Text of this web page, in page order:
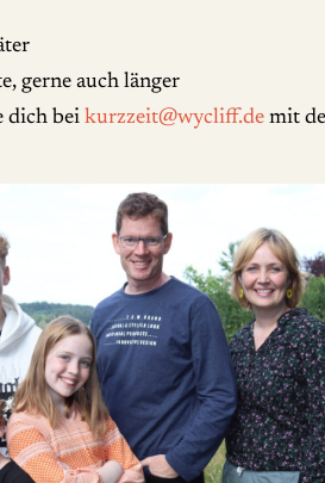
gerne auch länger
dich bei kurzzeit@wycliff.de mit